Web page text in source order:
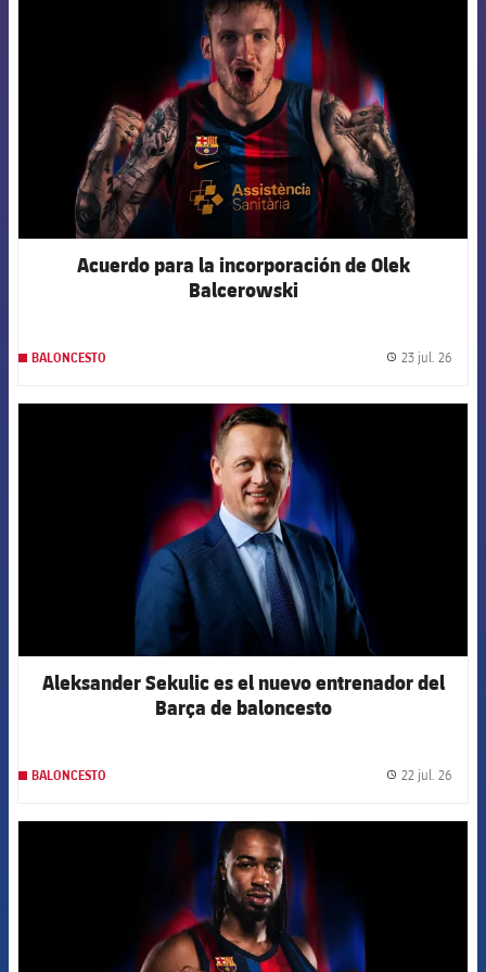
Acuerdo para la incorporación de Olek
Balcerowski
BALONCESTO 23 jul. 26
FCB Barcelona badge
Aleksander Sekulic es el nuevo entrenador del
Barça de baloncesto
BALONCESTO 22 jul. 26
FCB Barcelona badge